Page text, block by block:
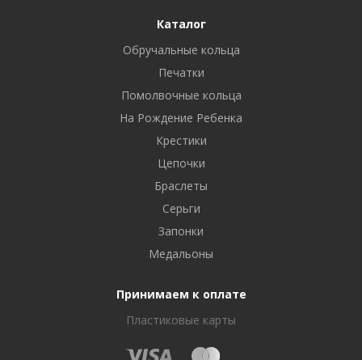
Каталог
Обручальные кольца
Печатки
Помолвочные кольца
На Рождение Ребенка
Крестики
Цепочки
Браслеты
Серьги
Запонки
Медальоны
Принимаем к оплате
Пластиковые карты